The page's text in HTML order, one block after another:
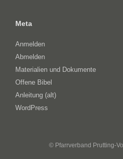
Meta
Anmelden
Abmelden
Materialien und Dokumente
Offene Bibel
Anleitung (alt)
WordPress
© Pfarrverband Prutting-